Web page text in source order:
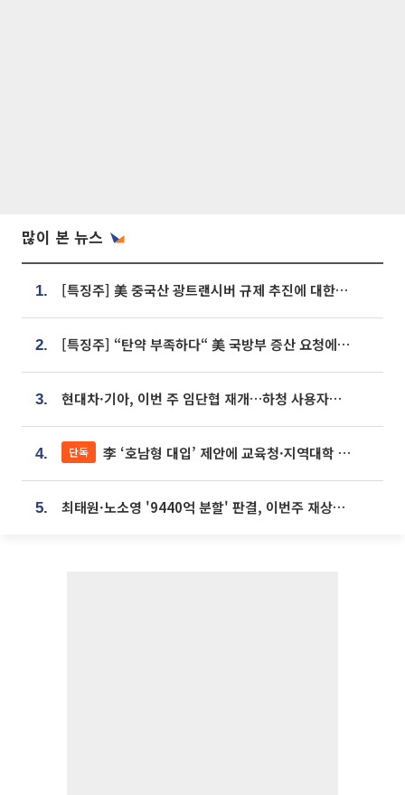
많이 본 뉴스
1. [특징주] 美 중국산 광트랜시버 규제 추진에 대한광통신 등 광통신株 강세
2. [특징주] “탄약 부족하다“ 美 국방부 증산 요청에⋯국내 방산주 급등세
3. 현대차·기아, 이번 주 임단협 재개…하청 사용자성 재심도 ‘변수’
4. 단독 李 ‘호남형 대입’ 제안에 교육청·지역대학 서·논술형 입시 연계 '착수'
5. 최태원·노소영 '9440억 분할' 판결, 이번주 재상고 여부 주목